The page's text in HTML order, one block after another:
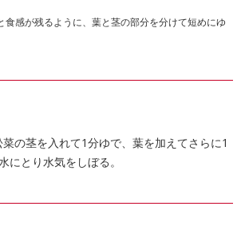
食感が残るように、葉と茎の部分を分けて短めにゆ
の茎を入れて1分ゆで、葉を加えてさらに1
にとり水気をしぼる。